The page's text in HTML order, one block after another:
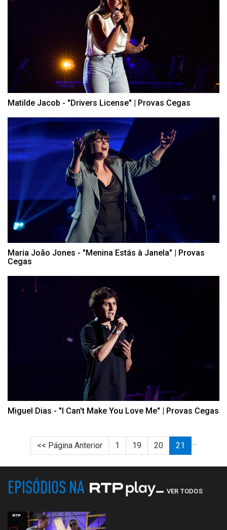
Matilde Jacob - "Drivers License" | Provas Cegas
Maria João Jones - "Menina Estás à Janela" | Provas
Cegas
Miguel Dias - "I Can't Make You Love Me" | Provas Cegas
<< Página Anterior 1 …
19 20 21
EPISÓDIOS NA VER TODOS